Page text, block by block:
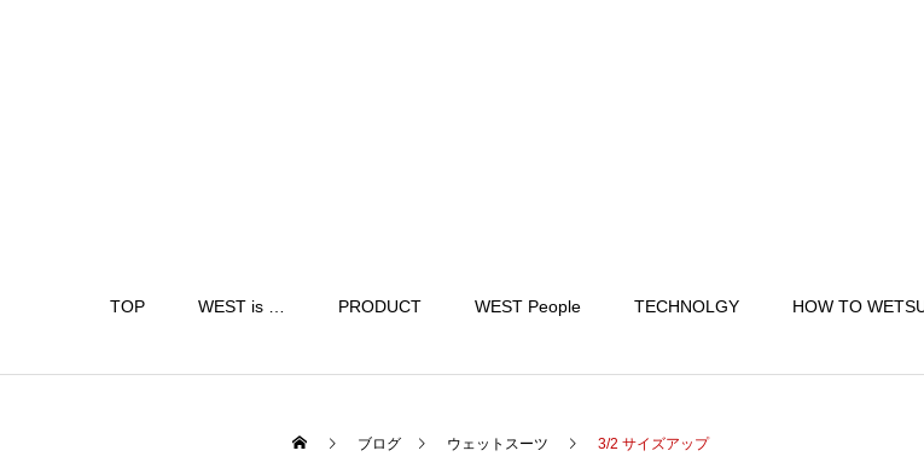
TOP WEST is … PRODUCT WEST People TECHNOLGY HOW TO
ブログ ウェットスーツ 3/2 サイズアップ